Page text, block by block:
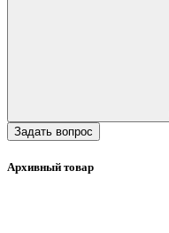
Задать вопрос
Архивный товар